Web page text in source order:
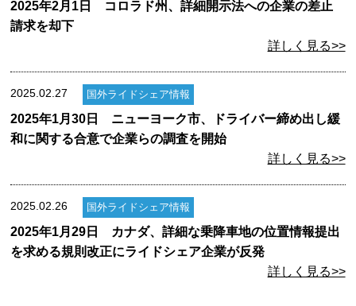
2025年2月1日 コロラド州、詳細開示法への企業の差止
請求を却下
詳しく見る>>
2025.02.27 国外ライドシェア情報
2025年1月30日 ニューヨーク市、ドライバー締め出し緩
和に関する合意で企業らの調査を開始
詳しく見る>>
2025.02.26 国外ライドシェア情報
2025年1月29日 カナダ、詳細な乗降車地の位置情報提出
を求める規則改正にライドシェア企業が反発
詳しく見る>>